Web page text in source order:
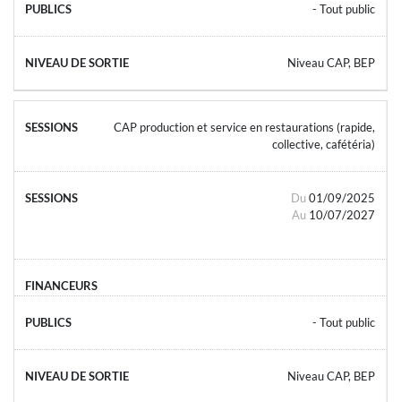
- Tout public
Niveau CAP, BEP
CAP production et service en restaurations (rapide,
collective, cafétéria)
Du 01/09/2025
Au 10/07/2027
- Tout public
Niveau CAP, BEP